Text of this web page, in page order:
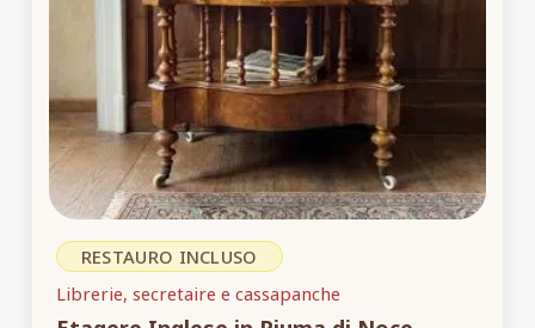
RESTAURO INCLUSO
Librerie, secretaire e cassapanche